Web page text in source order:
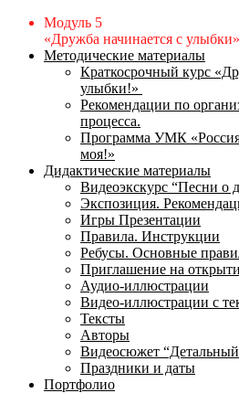
Модуль 5
«Дружба начинается с улыбки»
Методические материалы
Краткосрочный курс
улыбки!»
Рекомендации по
процесса.
Программа УМК «Россия
моя!»
Дидактические материалы
Видеоэкскурс “Песни о
Экспозиция.
Игры Презентации
Правила. Инструкции
Ребусы. Основные
Приглашение на
Аудио-иллюстрации
Видео-иллюстрации с
Тексты
Авторы
Видеосюжет
Праздники и даты
Портфолио